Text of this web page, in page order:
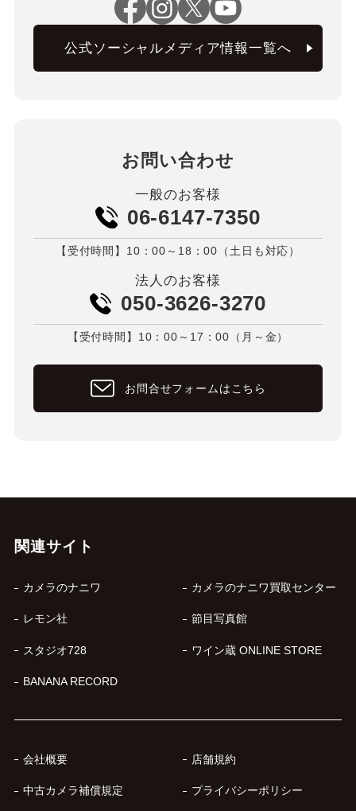
公式ソーシャルメディア情報一覧へ
お問い合わせ
一般のお客様
06-6147-7350
【受付時間】10：00～18：00（土日も対応）
法人のお客様
050-3626-3270
【受付時間】10：00～17：00（月～金）
お問合せフォームはこちら
関連サイト
カメラのナニワ カメラのナニワ買取センター
レモン社 節目写真館
スタジオ728 ワイン蔵 ONLINE STORE
BANANA RECORD
会社概要 店舗規約
中古カメラ補償規定 プライバシーポリシー